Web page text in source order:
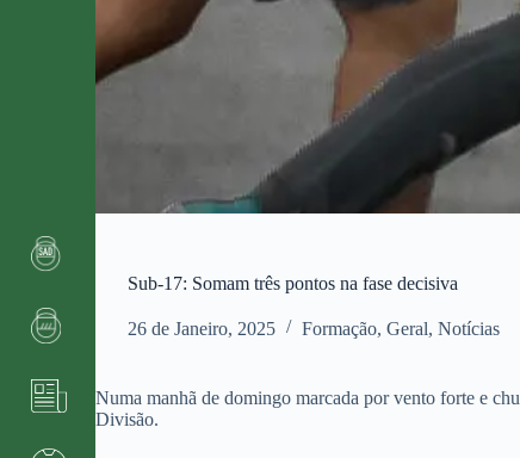
Sub-17: Somam três pontos na fase decisiva
26 de Janeiro, 2025 Formação,Geral,Notícias
Numa manhã de domingo marcada por vento forte e
Divisão.